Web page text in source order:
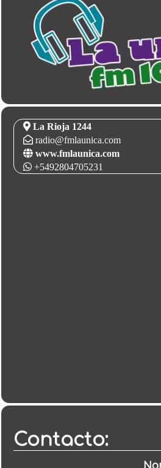
La Rioja 1244
radio@fmlaunica.com
www.fmlaunica.com
+5492804705231
Contacto: